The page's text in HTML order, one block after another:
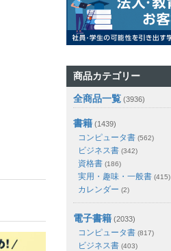
商品カテゴリー
全商品一覧 (3936)
書籍 (1439)
コンピュータ書 (562)
ビジネス書 (342)
資格書 (186)
実用・趣味・一般書 (415)
カレンダー (2)
電子書籍 (2033)
コンピュータ書 (817)
ビジネス書 (403)